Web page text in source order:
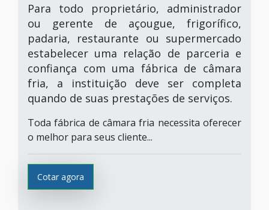
Para todo proprietário, administrador
ou gerente de açougue, frigorífico,
padaria, restaurante ou supermercado
estabelecer uma relação de parceria e
confiança com uma fábrica de câmara
fria, a instituição deve ser completa
quando de suas prestações de serviços.
Toda fábrica de câmara fria necessita oferecer
o melhor para seus cliente...
Cotar agora